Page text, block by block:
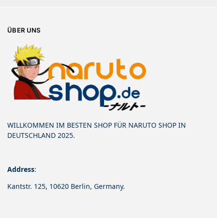
ÜBER UNS
WILLKOMMEN IM BESTEN SHOP FÜR NARUTO SHOP IN
DEUTSCHLAND 2025.
Address:
Kantstr. 125, 10620 Berlin, Germany.